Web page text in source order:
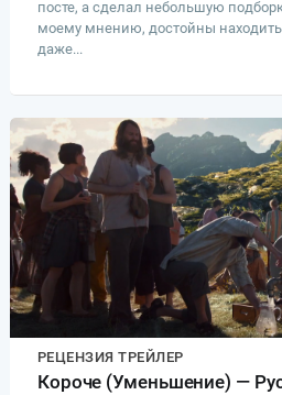
посте, а сделал небольшую
моему мнению, достойны
даже...
РЕЦЕНЗИЯ ТРЕЙЛЕР
Короче (Уменьшение) —